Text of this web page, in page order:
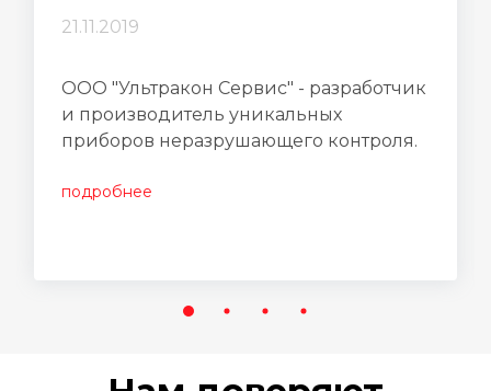
21.11.2019
ООО "Ультракон Сервис" - разработчик
и производитель уникальных
приборов неразрушающего контроля.
подробнее